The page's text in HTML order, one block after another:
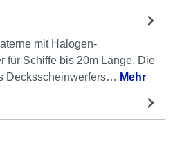
mit Halogen-
für Schiffe bis 20m Länge. Die
Decksscheinwerfers… Mehr